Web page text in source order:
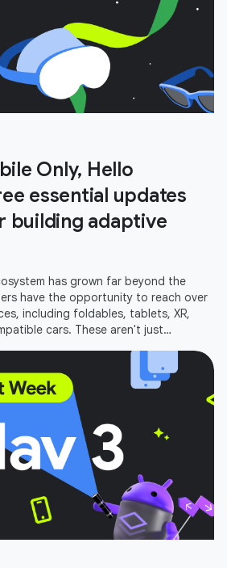
Only, Hello
essential updates
building adaptive
has grown far beyond the
have the opportunity to reach over
including foldables, tablets, XR,
cars. These aren't just